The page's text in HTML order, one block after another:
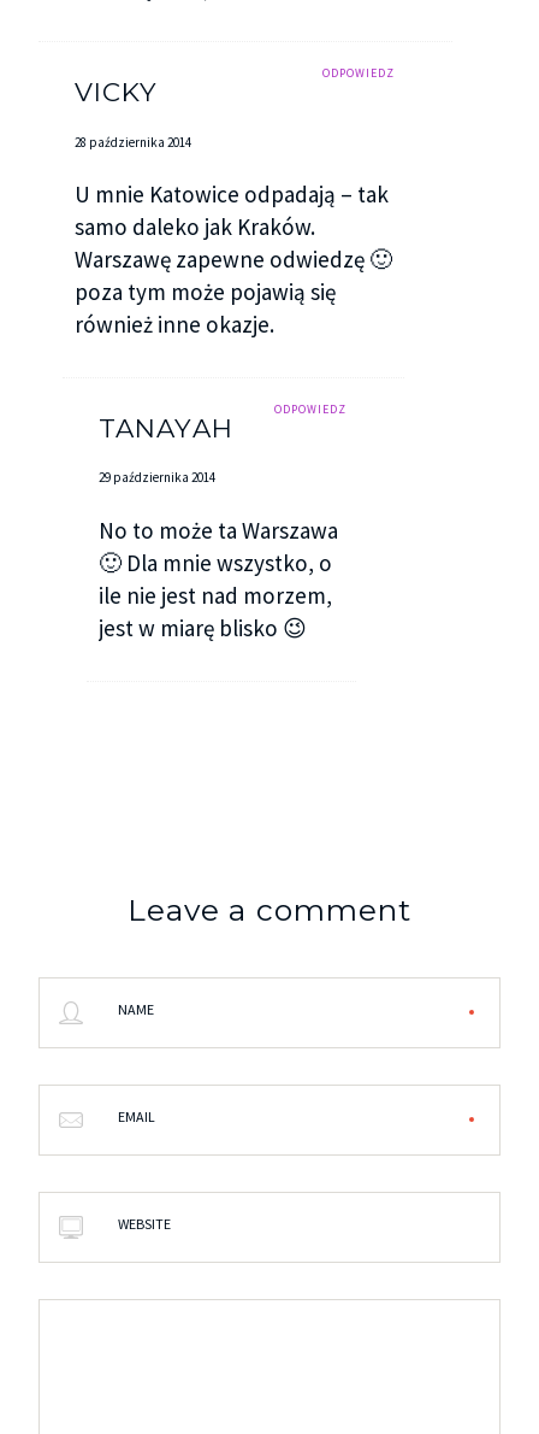
ODPOWIEDZ
VICKY
28 października 2014
U mnie Katowice odpadają – tak
samo daleko jak Kraków.
Warszawę zapewne odwiedzę 🙂
poza tym może pojawią się
również inne okazje.
ODPOWIEDZ
TANAYAH
29 października 2014
No to może ta Warszawa
🙂 Dla mnie wszystko, o
ile nie jest nad morzem,
jest w miarę blisko 😉
Leave a comment
NAME
EMAIL
WEBSITE